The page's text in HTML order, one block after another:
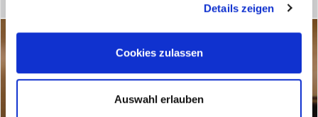
Details zeigen
Cookies zulassen
Auswahl erlauben